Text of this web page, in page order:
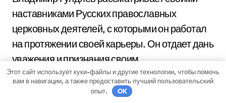
наставниками Русских православных
церковных деятелей, с которыми он работал
на протяжении своей карьеры. Он отдает дань
уважения и признания своим
предшественникам, таким как Патриарх
Алексий II и Митрополит Филарет. От них он
Этот сайт использует куки-файлы и другие технологии, чтобы помочь
вам в навигации, а также предоставить лучший пользовательский
опыт.
OK